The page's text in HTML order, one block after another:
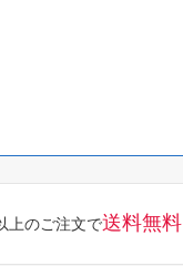
上のご注文で送料無料